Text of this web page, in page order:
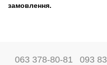
замовлення.
063 378-80-81 093